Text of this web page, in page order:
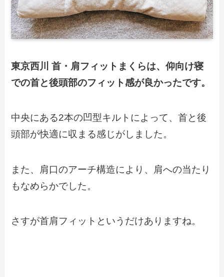
東京西川 首・肩フィットまくらは、仰向け寝
での首と後頭部のフィット感が良かったです。
中央にある2本の凹型キルトによって、首と後
頭部が快適に収まる感じがしました。
また、肩口のアーチ構造により、肩への当たり
もなめらかでした。
さすが首肩フィットというだけありますね。